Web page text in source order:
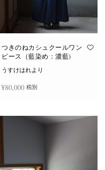
つきのねカシュクールワン
ピース（藍染め：濃藍)
うすけはれより
¥80,000 税別